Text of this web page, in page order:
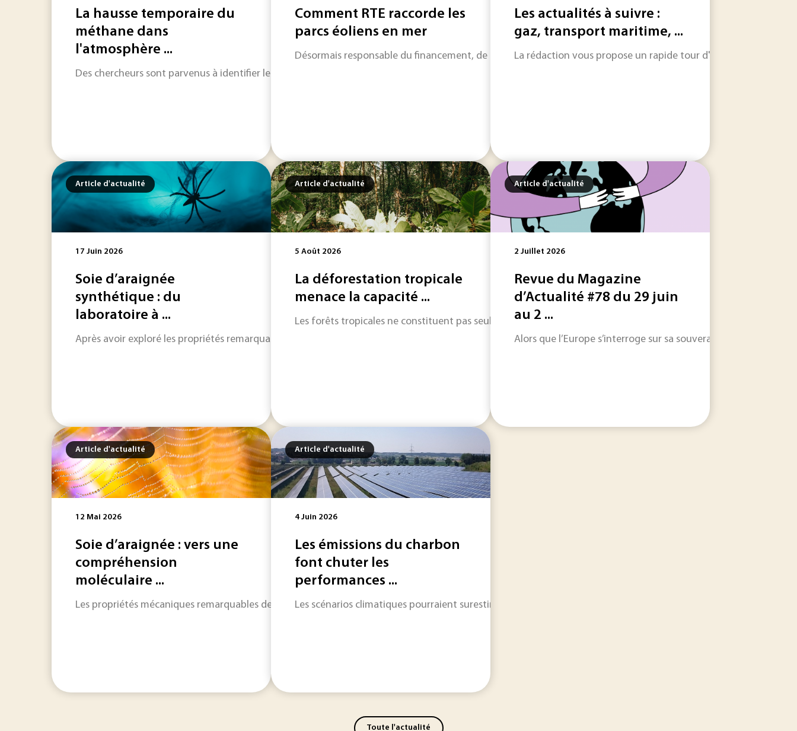
La hausse temporaire du
méthane dans
l'atmosphère ...
Des chercheurs sont parvenus à identifier les raisons pour lesquelles la concentration en méthane dans l'atmosphère a fortement augmenté au début des
Comment RTE raccorde les
parcs éoliens en mer
Désormais responsable du financement, de la construction et de l’exploitation des raccordements des parcs
Les actualités à suivre :
gaz, transport maritime, ...
La rédaction vous propose un rapide tour d'horizon sur les
Article d'actualité
17 Juin 2026
Soie d’araignée
synthétique : du
laboratoire à ...
Après avoir exploré les propriétés remarquables de la soie d’araignée naturelle dans le premier article de cette série, la question de la faisabilité de la production...
Article d'actualité
5 Août 2026
La déforestation tropicale
menace la capacité ...
Les forêts tropicales ne constituent pas seulement des réservoirs de carbone. Leur biodiversité forme aussi
Article d'actualité
2 Juillet 2026
Revue du Magazine
d’Actualité #78 du 29 juin
au 2 ...
Alors que l’Europe s’interroge sur sa souveraineté
Article d'actualité
12 Mai 2026
Soie d’araignée : vers une
compréhension
moléculaire ...
Les propriétés mécaniques remarquables de la soie d’araignée intriguent les scientifiques depuis plusieurs décennies. Malgré de nombreuses études portant sur...
Article d'actualité
4 Juin 2026
Les émissions du charbon
font chuter les
performances ...
Les scénarios climatiques pourraient surestimer les bénéfices du solaire. En cause : les particules fines rejetées
Toute l'actualité